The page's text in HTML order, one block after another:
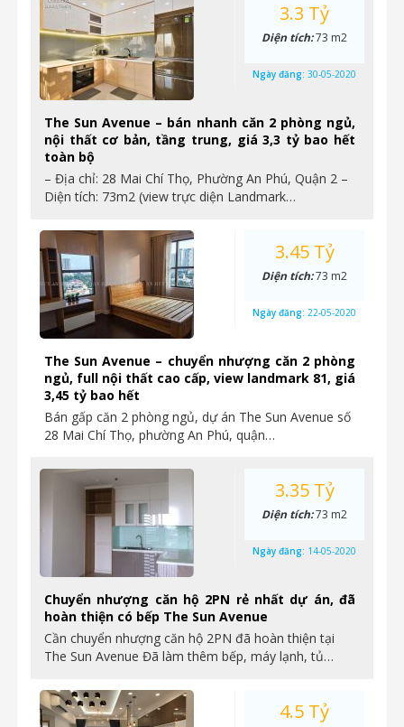
The Sun Avenue – bán nhanh căn 2 phòng ngủ,
nội thất cơ bản, tầng trung, giá 3,3 tỷ bao hết
toàn bộ
– Địa chỉ: 28 Mai Chí Thọ, Phường An Phú, Quận 2 –
Diện tích: 73m2 (view trực diện Landmark…
3.3 Tỷ
Diện tích:73 m2
Ngày đăng: 30-05-2020
The Sun Avenue – chuyển nhượng căn 2 phòng
ngủ, full nội thất cao cấp, view landmark 81, giá
3,45 tỷ bao hết
Bán gấp căn 2 phòng ngủ, dự án The Sun Avenue số
28 Mai Chí Thọ, phường An Phú, quận…
3.45 Tỷ
Diện tích:73 m2
Ngày đăng: 22-05-2020
Chuyển nhượng căn hộ 2PN rẻ nhất dự án, đã
hoàn thiện có bếp The Sun Avenue
Cần chuyển nhượng căn hộ 2PN đã hoàn thiện tại
The Sun Avenue Đã làm thêm bếp, máy lạnh, tủ…
3.35 Tỷ
Diện tích:73 m2
Ngày đăng: 14-05-2020
4.5 Tỷ